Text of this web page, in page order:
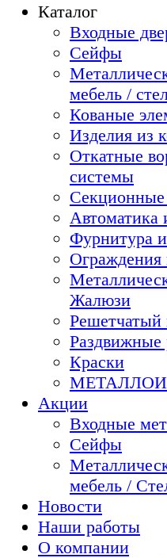
Каталог
Входные
Сейфы
мебель /
Кованые
Изделия из
Откатные
системы
Секционные
Автоматика
Фурнитура
Жалюзи
Решетчатый
Раздвижные
Краски
Акции
Входные
Сейфы
мебель /
Новости
Наши работы
О компании